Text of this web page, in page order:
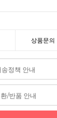
상품문의
송정책 안내
/반품 안내